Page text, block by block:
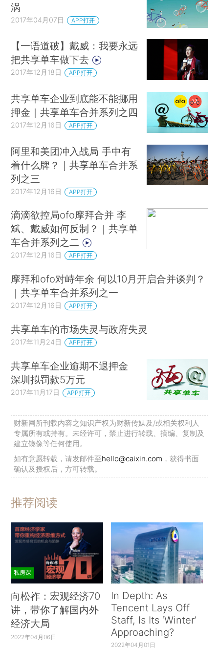
涡
2017年04月07日 APP打开
【一语道破】戴威：我要永远
把共享单车做下去
2017年12月18日 APP打开
共享单车企业到底能不能挪用
押金｜共享单车合并系列之四
2017年12月16日 APP打开
阿里和美团冲入战局 手中有
着什么牌？｜共享单车合并系
列之三
2017年12月16日 APP打开
滴滴欲控局ofo摩拜合并 李
斌、戴威如何反制？｜共享单
车合并系列之二
2017年12月16日 APP打开
摩拜和ofo对峙年余 何以10月开启合并谈判？
｜共享单车合并系列之一
2017年12月16日 APP打开
共享单车的市场失灵与政府失灵
2017年11月24日 APP打开
共享单车企业逾期不退押金
深圳拟罚款5万元
2017年11月17日 APP打开
财新网所刊载内容之知识产权为财新传媒及/或相关权利人
专属所有或持有。未经许可，禁止进行转载、摘编、复制及
建立镜像等任何使用。
如有意愿转载，请发邮件至hello@caixin.com ，获得书面
确认及授权后，方可转载。
推荐阅读
私房课
向松祚：宏观经济70
讲，带你了解国内外
经济大局
2022年04月06日
In Depth: As
Tencent Lays Off
Staff, Is Its ‘Winter’
Approaching?
2022年04月01日